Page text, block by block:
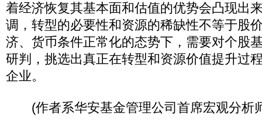
着经济恢复其基本面和估值的优势会凸现出
调，转型的必要性和资源的稀缺性不等于股
济、货币条件正常化的态势下，需要对个股
研判，挑选出真正在转型和资源价值提升过
企业。
(作者系华安基金管理公司首席宏观分析